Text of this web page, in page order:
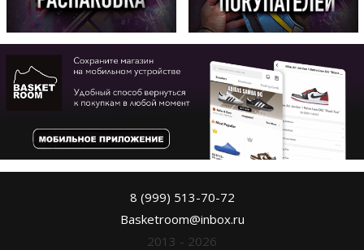
8 (999) 513-70-72
Basketroom@inbox.ru
2013 - 2026